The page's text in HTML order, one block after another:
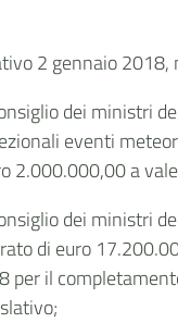
2 gennaio 2018,
dei ministri
eventi
2.000.000,00 a
dei ministri
di euro
per il